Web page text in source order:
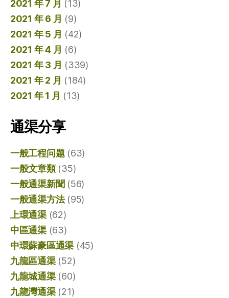
2021 年 7 月 (13)
2021 年 6 月 (9)
2021 年 5 月 (42)
2021 年 4 月 (6)
2021 年 3 月 (339)
2021 年 2 月 (184)
2021 年 1 月 (13)
通渠分享
一般工程问题(63)
一般文章類(35)
一般通渠新聞 (56)
一般通渠方法(95)
上環通渠(62)
中區通渠(63)
中環蘇豪區通渠 (45)
九龍區通渠(52)
九龍城通渠(60)
九龍灣通渠(21)